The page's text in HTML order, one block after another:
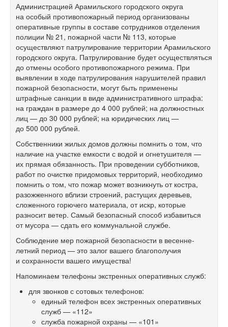
Администрацией Арамильского городского округа
на особый противопожарный период организованы
оперативные группы в составе сотрудников отделения
полиции № 21, пожарной части № 113, которые
осуществляют патрулирование территории Арамильского
городского округа. Патрулирование будет осуществляться
до отмены особого противопожарного режима. При
выявлении в ходе патрулирования нарушителей правил
пожарной безопасности, могут быть применены
штрафные санкции в виде административного штрафа:
на граждан в размере до 4 000 рублей; на должностных
лиц — до 30 000 рублей; на юридических лиц —
до 500 000 рублей.
Собственники жилых домов должны помнить о том, что
наличие на участке емкости с водой и огнетушителя —
их прямая обязанность. При проведении субботников,
работ по очистке придомовых территорий, необходимо
помнить о том, что пожар может возникнуть от костра,
разожженного вблизи строений, растущих деревьев,
сложенного горючего материала, от искр, которые
разносит ветер. Самый безопасный способ избавиться
от мусора — сдать его коммунальной службе.
Соблюдение мер пожарной безопасности в весенне-
летний период — это залог вашего благополучия
и сохранности вашего имущества!
Напоминаем телефоны экстренных оперативных служб:
для звонков с сотовых телефонов:
единый телефон всех экстренных оперативных
служб — «112»
служба пожарной охраны — «101»